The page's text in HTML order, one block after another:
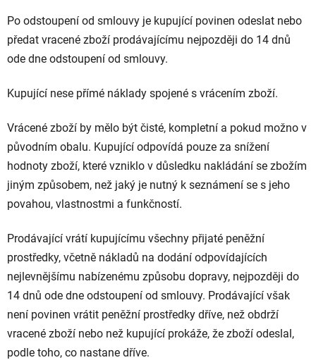
Po odstoupení od smlouvy je kupující povinen odeslat nebo
předat vracené zboží prodávajícímu nejpozději do 14 dnů
ode dne odstoupení od smlouvy.
Kupující nese přímé náklady spojené s vrácením zboží.
Vrácené zboží by mělo být čisté, kompletní a pokud možno v
původním obalu. Kupující odpovídá pouze za snížení
hodnoty zboží, které vzniklo v důsledku nakládání se zbožím
jiným způsobem, než jaký je nutný k seznámení se s jeho
povahou, vlastnostmi a funkčností.
Prodávající vrátí kupujícímu všechny přijaté peněžní
prostředky, včetně nákladů na dodání odpovídajících
nejlevnějšímu nabízenému způsobu dopravy, nejpozději do
14 dnů ode dne odstoupení od smlouvy. Prodávající však
není povinen vrátit peněžní prostředky dříve, než obdrží
vracené zboží nebo než kupující prokáže, že zboží odeslal,
podle toho, co nastane dříve.